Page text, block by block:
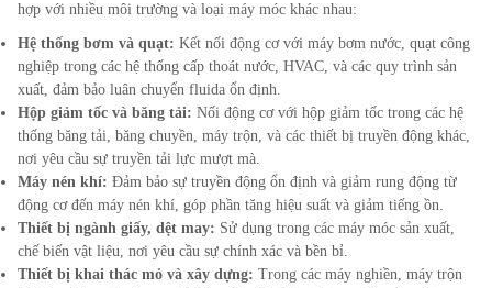
hợp với nhiều môi trường và loại máy móc khác nhau:
Hệ thống bơm và quạt: Kết nối động cơ với máy bơm nước, quạt công
nghiệp trong các hệ thống cấp thoát nước, HVAC, và các quy trình sản
xuất, đảm bảo luân chuyển fluida ổn định.
Hộp giảm tốc và băng tải: Nối động cơ với hộp giảm tốc trong các hệ
thống băng tải, băng chuyền, máy trộn, và các thiết bị truyền động khác,
nơi yêu cầu sự truyền tải lực mượt mà.
Máy nén khí: Đảm bảo sự truyền động ổn định và giảm rung động từ
động cơ đến máy nén khí, góp phần tăng hiệu suất và giảm tiếng ồn.
Thiết bị ngành giấy, dệt may: Sử dụng trong các máy móc sản xuất,
chế biến vật liệu, nơi yêu cầu sự chính xác và bền bỉ.
Thiết bị khai thác mỏ và xây dựng: Trong các máy nghiền, máy trộn